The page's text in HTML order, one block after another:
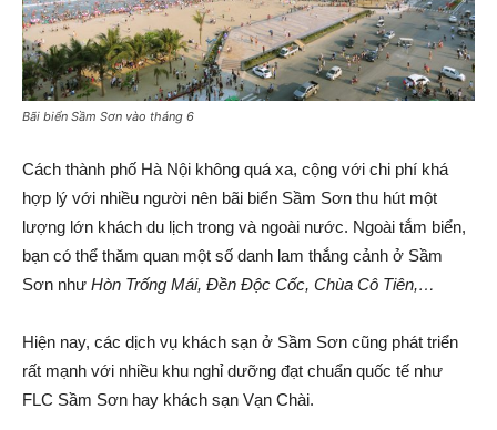
Bãi biển Sầm Sơn vào tháng 6
Cách thành phố Hà Nội không quá xa, cộng với chi phí khá
hợp lý với nhiều người nên bãi biển Sầm Sơn thu hút một
lượng lớn khách du lịch trong và ngoài nước. Ngoài tắm biển,
bạn có thể thăm quan một số danh lam thắng cảnh ở Sầm
Sơn như Hòn Trống Mái, Đền Độc Cốc, Chùa Cô Tiên,…
Hiện nay, các dịch vụ khách sạn ở Sầm Sơn cũng phát triển
rất mạnh với nhiều khu nghỉ dưỡng đạt chuẩn quốc tế như
FLC Sầm Sơn hay khách sạn Vạn Chài.